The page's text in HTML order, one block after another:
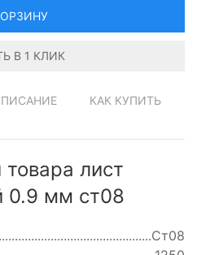
В 1 КЛИК
КАК КУПИТЬ
лист
0.9 мм ст08
Ст08